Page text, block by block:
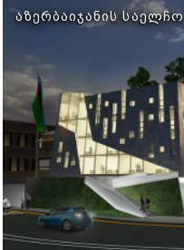
ᲐᲖᲔᲠᲑᲐᲘᲯᲐᲜᲘᲡ ᲡᲐᲔᲚᲩᲝ